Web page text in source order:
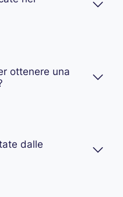
ottenere una
dalle